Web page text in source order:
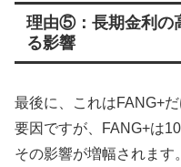
理由⑤：長期金利の
る影響
最後に、これはFANG+
要因ですが、FANG+は
その影響が増幅されます。